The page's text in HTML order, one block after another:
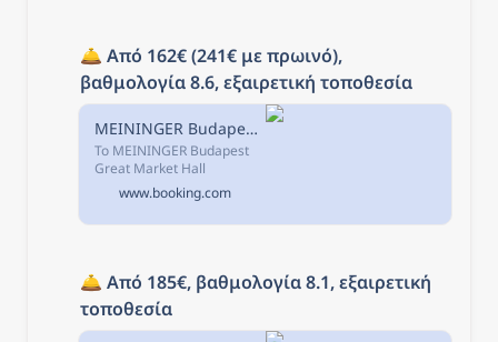
🛎️ Από 162€ (241€ με πρωινό),
βαθμολογία 8.6, εξαιρετική τοποθεσία
MEININGER Budapest Great Market Hall, Βουδαπέστη, Ουγγαρία
Το MEININGER Budapest
Great Market Hall
προσφέρει βεράντα και
μονάδες 3 αστέρων στη
Βουδαπέστη. Απέχει
www.booking.com
🛎️ Από 185€, βαθμολογία 8.1, εξαιρετική
τοποθεσία